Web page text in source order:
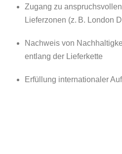
Zugang zu
Lieferzonen (z. B. London
Nachweis von
entlang der Lieferkette
Erfüllung internationaler